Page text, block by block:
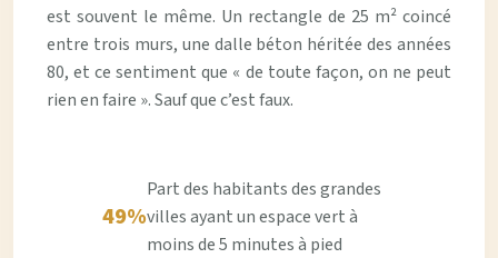
est souvent le même. Un rectangle de 25 m² coincé
entre trois murs, une dalle béton héritée des années
80, et ce sentiment que « de toute façon, on ne peut
rien en faire ». Sauf que c’est faux.
49%
Part des habitants des grandes
villes ayant un espace vert à
moins de 5 minutes à pied